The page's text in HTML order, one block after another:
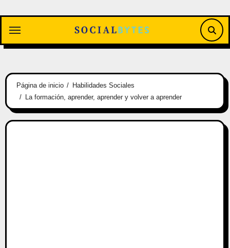
contenido
Página de inicio
Habilidades Sociales
La formación, aprender, aprender y volver a aprender